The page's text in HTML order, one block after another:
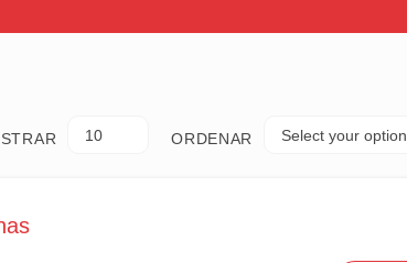
10 ORDENAR Select your option